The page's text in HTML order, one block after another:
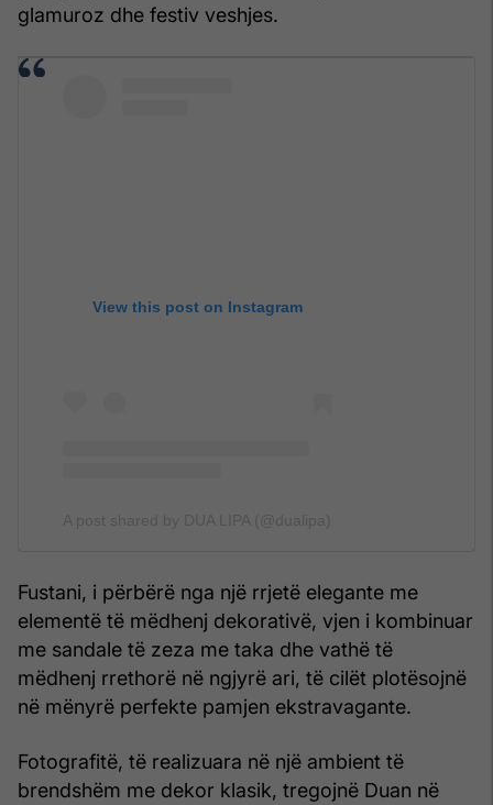
glamuroz dhe festiv veshjes.
View this post on Instagram
Fustani, i përbërë nga një rrjetë elegante me
elementë të mëdhenj dekorativë, vjen i kombinuar
me sandale të zeza me taka dhe vathë të
mëdhenj rrethorë në ngjyrë ari, të cilët plotësojnë
në mënyrë perfekte pamjen ekstravagante.
Fotografitë, të realizuara në një ambient të
brendshëm me dekor klasik, tregojnë Duan në